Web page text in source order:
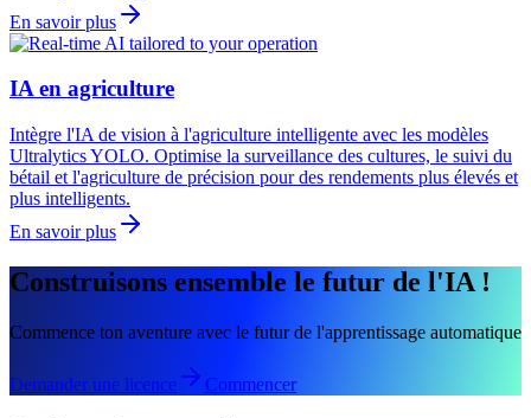
En savoir plus
IA en agriculture
Intègre l'IA de vision à l'agriculture intelligente avec les modèles
Ultralytics YOLO. Optimise la surveillance des cultures, le suivi du
bétail et l'agriculture de précision pour des rendements plus élevés et
plus intelligents.
En savoir plus
Construisons ensemble le futur de l'IA !
Commence ton aventure avec le futur de l'apprentissage automatique
Demander une licence Commencer